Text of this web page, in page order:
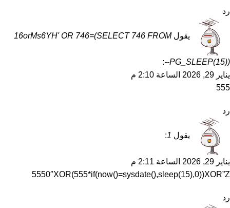
رد
يقول 16orMs6YH' OR 746=(SELECT 746 FROM
PG_SLEEP(15))--
:
يناير 29, 2026 الساعة 2:10 م
555
رد
يقول 1
:
يناير 29, 2026 الساعة 2:11 م
5550″XOR(555*if(now()=sysdate(),sleep(15),0))XOR”Z
رد